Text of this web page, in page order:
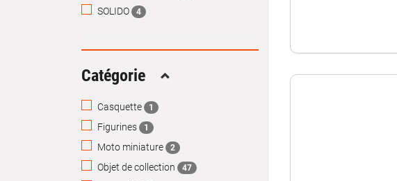
SOLIDO 4
Catégorie Replier
Casquette 1
Figurines 1
Moto miniature 2
Objet de collection 47